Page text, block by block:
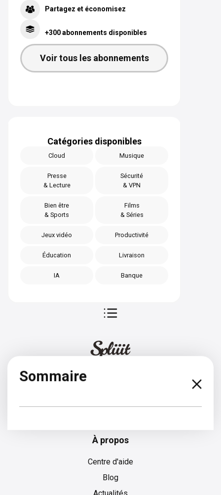
Partagez et économisez
+300 abonnements disponibles
Voir tous les abonnements
Catégories disponibles
Cloud Musique
Presse
& Lecture
Sécurité
& VPN
Bien être
& Sports
Films
& Séries
Jeux vidéo Productivité
Éducation Livraison
IA Banque
Sommaire
À propos
Centre d'aide
Blog